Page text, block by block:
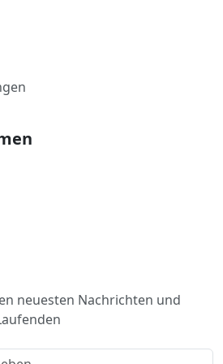
neuesten Nachrichten und